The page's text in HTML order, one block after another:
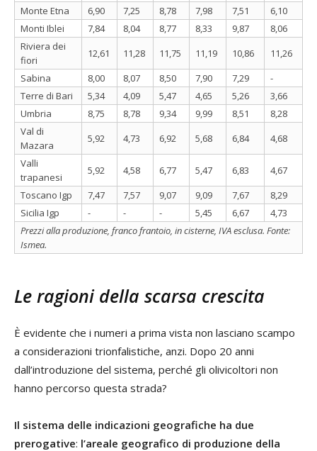
Monte Etna
6,90 7,25 8,78 7,98 7,51
6,10
Monti Iblei
7,84 8,04 8,77 8,33 9,87
8,06
Riviera dei
fiori
12,61 11,28 11,75 11,19 10,86
11,26
Sabina
8,00 8,07 8,50 7,90 7,29
-
Terre di Bari
5,34 4,09 5,47 4,65 5,26
3,66
Umbria
8,75 8,78 9,34 9,99 8,51
8,28
Val di
Mazara
5,92 4,73 6,92 5,68 6,84
4,68
Valli
trapanesi
5,92 4,58 6,77 5,47 6,83
4,67
Toscano Igp
7,47 7,57 9,07 9,09 7,67
8,29
Sicilia Igp
- - - 5,45 6,67
4,73
Prezzi alla produzione, franco frantoio, in cisterne, IVA esclusa. Fonte:
Ismea.
Le ragioni della scarsa crescita
È evidente che i numeri a prima vista non lasciano scampo
a considerazioni trionfalistiche, anzi. Dopo 20 anni
dall’introduzione del sistema, perché gli olivicoltori non
hanno percorso questa strada?
Il sistema delle indicazioni geografiche ha due
prerogative: l’areale geografico di produzione della